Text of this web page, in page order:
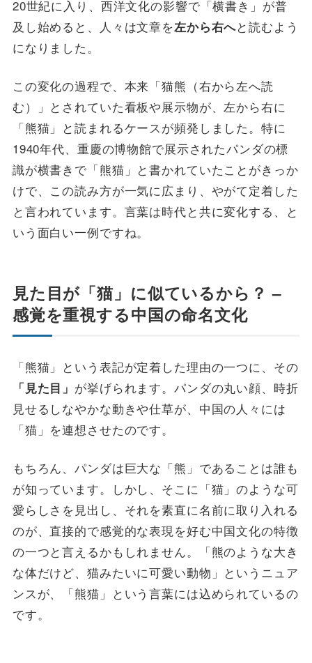
20世紀に入り、西洋文化の影響で「横書き」が普
及し始めると、人々は文章を左から右へと読むよう
になりました。
この変化の過程で、本来「猫熊（右から左へ読
む）」とされていた看板や展示物が、左から右に
「熊猫」と読まれるケースが頻発しました。特に
1940年代、重慶の博物館で展示されたパンダの標
識が横書きで「熊猫」と書かれていたことがきっか
けで、この読み方が一気に広まり、やがて定着した
と言われています。言葉は時代と共に変化する、と
いう面白い一例ですね。
見た目が「猫」に似ているから？ –
感覚を重視する中国の命名文化
「熊猫」という表記が定着した理由の一つに、その
「見た目」 が挙げられます。パンダの丸い顔、時折
見せるしなやかな動きや仕草が、中国の人々には
「猫」を連想させたのです。
もちろん、パンダは巨大な「熊」であることは誰も
が知っています。しかし、そこに「猫」のような可
愛らしさを見出し、それを素直に名前に取り入れる
のが、直接的で感覚的な表現を好む中国文化の特徴
の一つと言えるかもしれません。「熊のような大き
な体だけど、猫みたいに可愛い動物」というニュア
ンスが、「熊猫」という言葉には込められているの
です。